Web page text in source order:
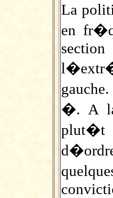
La
en
�. A
plut�t